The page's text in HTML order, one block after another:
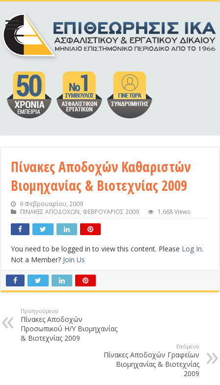
Πίνακες Αποδοχών Καθαριστών
Βιομηχανίας & Βιοτεχνίας 2009
9 Φεβρουαρίου, 2009
ΠΙΝΑΚΕΣ ΑΠΟΔΟΧΩΝ, ΦΕΒΡΟΥΑΡΙΟΣ 2009 1,668 Views
You need to be logged in to view this content. Please Log In.
Not a Member? Join Us
Προηγούμενο
Πίνακες Αποδοχών
Προσωπικού Η/Υ Βιομηχανίας
& Βιοτεχνίας 2009
Επόμενο
Πίνακες Αποδοχών Γραφείων
Βιομηχανίας & Βιοτεχνίας
2009